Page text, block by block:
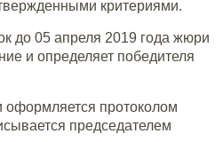
критериями.
до 05 апреля 2019 года жюри
и определяет победителя
протоколом
председателем